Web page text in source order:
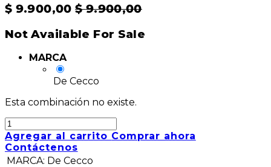
$ 9.900,00 $9.900,00
Not Available For Sale
MARCA
De Cecco
Esta combinación no existe.
Agregar al carrito Comprar ahora
Contáctenos
MARCA: De Cecco